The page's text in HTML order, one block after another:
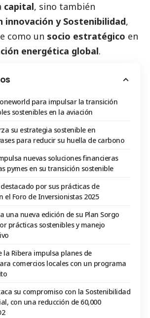
capital, sino también
innovación y Sostenibilidad,
como un socio estratégico en
energética global.
oneworld para impulsar la transición
sostenibles en la aviación
su estrategia sostenible en
para reducir su huella de carbono
nuevas soluciones financieras
pymes en su transición sostenible
por sus prácticas de
el Foro de Inversionistas 2025
una nueva edición de su Plan Sorgo
prácticas sostenibles y manejo
la Ribera impulsa planes de
comercios locales con un programa
su compromiso con la Sostenibilidad
con una reducción de 60,000